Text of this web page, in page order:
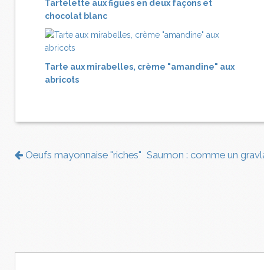
Tartelette aux figues en deux façons et
chocolat blanc
Tarte aux mirabelles, crème "amandine" aux
abricots
Oeufs mayonnaise "riches" Saumon : comme un